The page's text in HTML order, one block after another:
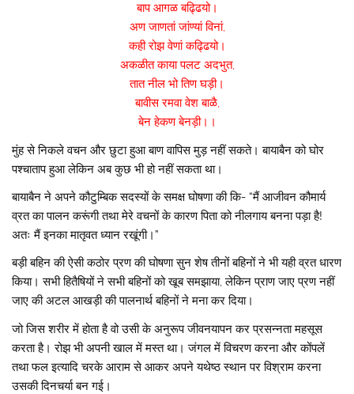
बाप आगळ बढ्ढियो।
अण जाणतां जांण्यां विनां,
कही रोझ वेणां कढ्ढियो।
अकळीत काया पलट अदभुत,
तात नील भो तिण घड़ी।
बावीस रमवा वेश बाळै,
बेन हेकण बेनड़ी।।
मुंह से निकले वचन और छुटा हुआ बाण वापिस मुड़ नहीं सकते। बायाबैन को घोर
पश्चाताप हुआ लेकिन अब कुछ भी हो नहीं सकता था।
बायाबैन ने अपने कौटुम्बिक सदस्यों के समक्ष घोषणा की कि- “मैं आजीवन कौमार्य
व्रत का पालन करूंगी तथा मेरे वचनों के कारण पिता को नीलगाय बनना पड़ा है!
अतः मैं इनका मातृवत ध्यान रखूंगी।”
बड़ी बहिन की ऐसी कठोर प्रण की घोषणा सुन शेष तीनों बहिनों ने भी यही व्रत धारण
किया। सभी हितैषियों ने सभी बहिनों को खूब समझाया, लेकिन प्राण जाए प्रण नहीं
जाए की अटल आखड़ी की पालनार्थ बहिनों ने मना कर दिया।
जो जिस शरीर में होता है वो उसी के अनुरूप जीवनयापन कर प्रसन्नता महसूस
करता है। रोझ भी अपनी खाल में मस्त था। जंगल में विचरण करना और कोंपलें
तथा फल इत्यादि चरके आराम से आकर अपने यथेष्ठ स्थान पर विश्राम करना
उसकी दिनचर्या बन गई।